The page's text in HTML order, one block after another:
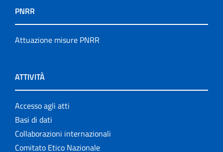
PNRR
Attuazione misure PNRR
ATTIVITÀ
Accesso agli atti
Basi di dati
Collaborazioni internazionali
Comitato Etico Nazionale